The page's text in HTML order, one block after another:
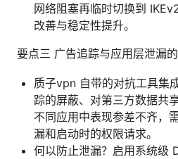
网络阻塞再临时切换到
改善与稳定性提升。
要点三 广告追踪与应用层泄漏
质子vpn 自带的对抗工具集
踪的屏蔽、对第三方数据共
不同应用中表现参差不齐，
漏和启动时的权限请求。
何以防止泄漏？启用系统级